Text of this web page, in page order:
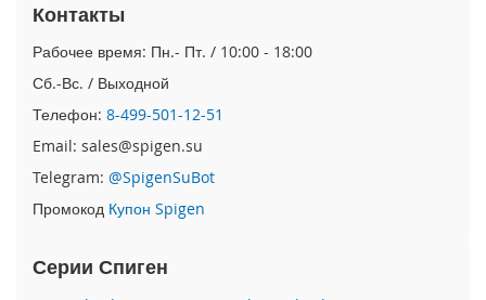
o
n
e
A
i
r
i
P
h
e
Контакты
Рабочее время: Пн.- Пт. / 10:00 - 18:00
Сб.-Вс. / Выходной
Телефон: 8-499-501-12-51
Email: sales@spigen.su
Telegram: @SpigenSuBot
Промокод Купон Spigen
Серии Спиген